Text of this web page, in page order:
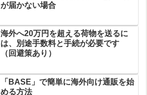
が届かない場合
海外へ20万円を超える荷物を送るに
は、別途手数料と手続が必要です
（回避策あり）
「BASE」で簡単に海外向け通販を始
める方法